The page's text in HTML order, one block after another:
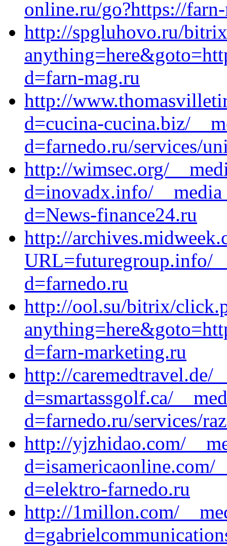
online.ru/go?https://
http://spgluhovo.ru/
d=farn-mag.ru
http://
d=cucina-cucina.biz/
d=farnedo.ru/services/
http://wimsec.org/
d=inovadx.info/
d=News-finance24.ru
http://
URL=futuregroup.info/
d=farnedo.ru
http://ool.su/bitrix/
d=farn-marketing.ru
http://caremedtravel.de/
d=smartassgolf.ca/
d=farnedo.ru/services/
http://yjzhidao.com/
d=isamericaonline.com/
d=elektro-farnedo.ru
http://1millon.com/